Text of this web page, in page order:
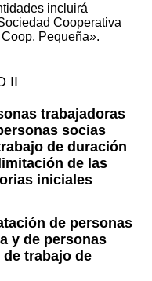
incluirá
Cooperativa
Pequeña».
II
trabajadoras
socias
de duración
de las
iniciales
de personas
y de personas
trabajo de